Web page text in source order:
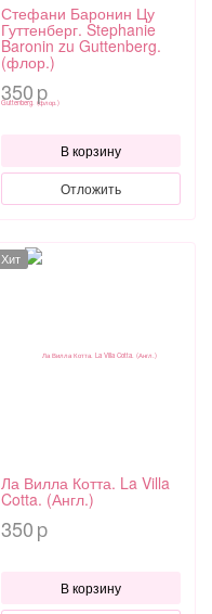
Стефани Баронин Цу
Гуттенберг. Stephanie
Baronin zu Guttenberg.
(флор.)
350 p
В корзину
Отложить
Хит
Ла Вилла Котта. La Villa
Cotta. (Англ.)
350 p
В корзину